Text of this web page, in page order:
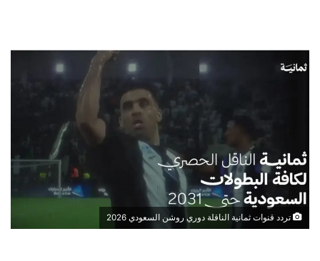
تردد قنوات ثمانية الناقلة دوري روشن السعودي 2026